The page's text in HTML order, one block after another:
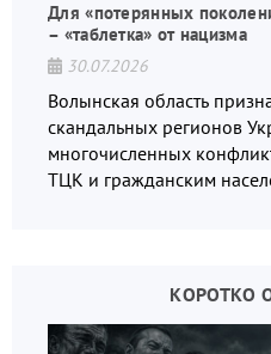
Для «потерянных
– «таблетка» от нацизма
30.07.2026
Волынская область
скандальных регионов
многочисленных
ТЦК и гражданским
КОРОТКО